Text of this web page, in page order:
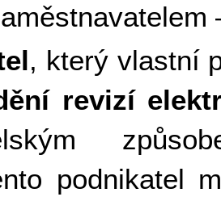
, který vlastní
revizí
podnikatel